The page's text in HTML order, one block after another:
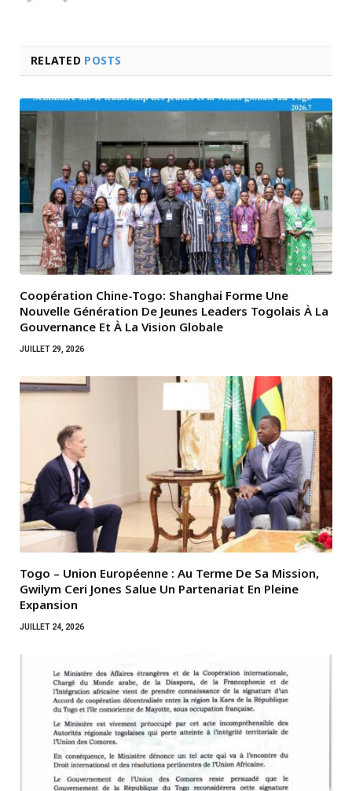
RELATED POSTS
Coopération Chine-Togo: Shanghai Forme Une
Nouvelle Génération De Jeunes Leaders Togolais À La
Gouvernance Et À La Vision Globale
JUILLET 29, 2026
Togo – Union Européenne : Au Terme De Sa Mission,
Gwilym Ceri Jones Salue Un Partenariat En Pleine
Expansion
JUILLET 24, 2026